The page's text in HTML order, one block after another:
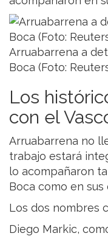
Arruabarrena a
Boca (Foto:
Los
con el
Arruabarrena no
trabajo estará
lo acompañaron
Boca como en
Los dos nombres
Diego Markic,